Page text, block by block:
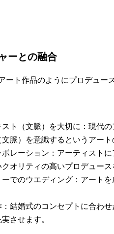
ーとの融合
ート作品のようにプロデュー
ト（文脈）を大切に：現代
脈）を意識するというアー
レーション：アーティスト
オリティの高いプロデュース
でのウエディング：アート
結婚式のコンセプトに合わ
させます。